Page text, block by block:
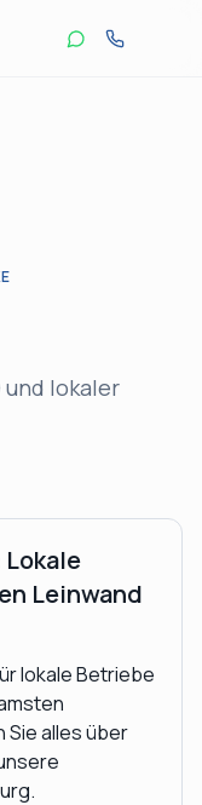
und lokaler
Leinwand
lokale Betriebe
alles über